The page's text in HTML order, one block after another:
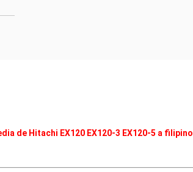
de Hitachi EX120 EX120-3 EX120-5 a filipino